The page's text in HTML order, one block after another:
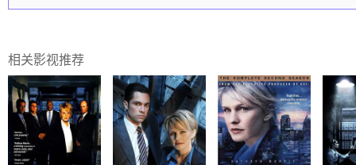
相关影视推荐